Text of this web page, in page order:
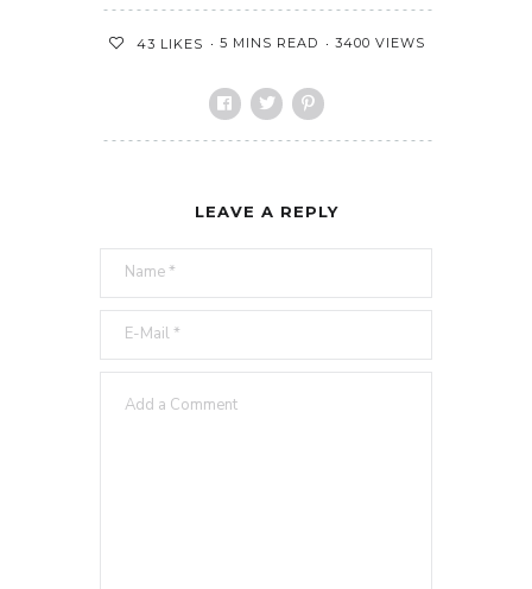
43 LIKES 5 MINS READ 3400 VIEWS
LEAVE A REPLY